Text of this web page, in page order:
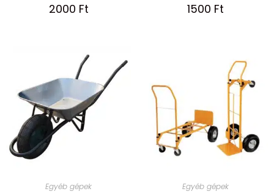
2000 Ft 1500 Ft
Egyéb gépek Egyéb gépek